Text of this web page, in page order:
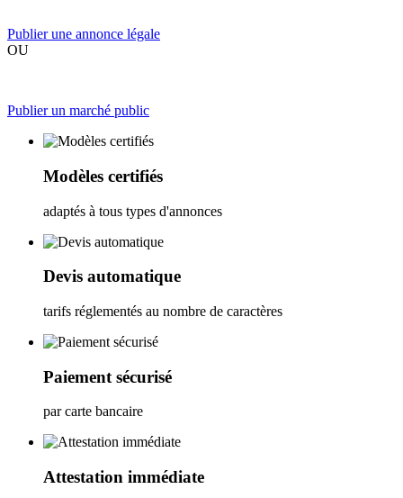
Publier une annonce légale
OU
Publier un marché public
Modèles certifiés
adaptés à tous types d'annonces
Devis automatique
tarifs réglementés au nombre de caractères
Paiement sécurisé
par carte bancaire
Attestation immédiate